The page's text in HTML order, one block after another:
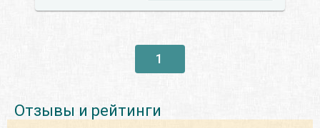
1
Отзывы и рейтинги